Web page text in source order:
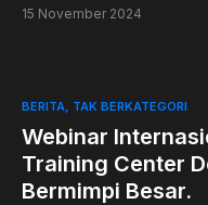
15 November 2024
BERITA TAK BERKATEGORI
Webinar
Training Center
Bermimpi Besar.